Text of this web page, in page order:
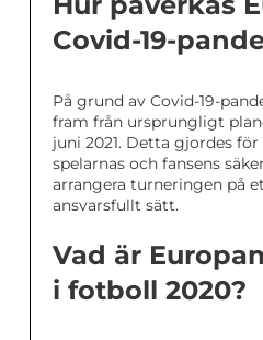
Covid-19-
På grund av Covid-19-
fram från ursprungligt
juni 2021. Detta gjordes
spelarnas och fansens
arrangera turneringen på
ansvarsfullt sätt.
Vad är
i fotboll 2020?